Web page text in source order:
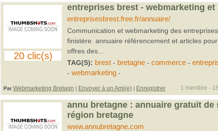
20 clic(s)
entreprises brest - webmarketing et
entreprisesbrest.free.fr/annuaire/
Communication et webmarketing des
finistère. annuaire référencement et articles
offres des...
TAG(S): brest- bretagne- commerce-
- webmarketing-
Par Webmarketing Bretagn | Envoyer à un Ami(e) | Enregistrer 1 membre -
annu bretagne : annuaire gratuit de
région bretagne
www.annubretagne.com